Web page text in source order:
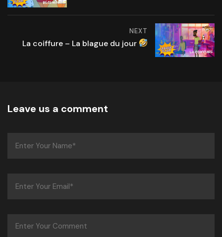
NEXT
La coiffure – La blague du jour
Leave us a comment